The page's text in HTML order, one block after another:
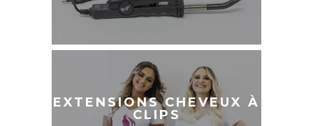
EXTENSIONS CHEVEUX À
CLIPS
EXTENSIONS
CHEVEUX À